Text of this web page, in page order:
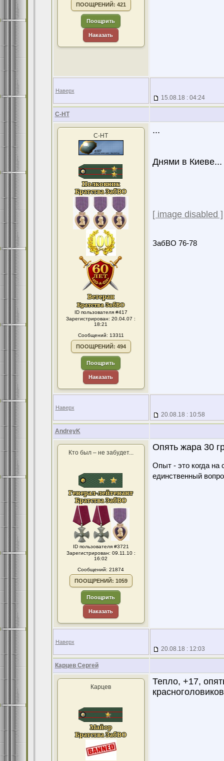
ПООЩРЕНИЙ: 421
Поощрить
Наказать
Наверх
15.08.18 : 04:24
С-НТ
С-НТ
ID пользователя #417
Зарегистрирован: 20.04.07 :
18:21
Сообщений: 13311
ПООЩРЕНИЙ: 494
Поощрить
Наказать
...
Днями в Киеве...
[ image disabled ]
ЗабВО 76-78
Наверх
20.08.18 : 10:58
AndreyK
Кто был – не забудет...
ID пользователя #3721
Зарегистрирован: 09.11.10 :
16:02
Сообщений: 21874
ПООЩРЕНИЙ: 1059
Поощрить
Наказать
Опять жара 30
Опыт - это когда на
единственный
Наверх
20.08.18 : 12:03
Карцев Сергей
Карцев
Тепло, +17,